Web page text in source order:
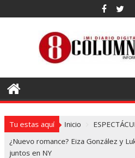
al
Tu estas aquí Inicio
¿Nuevo romance? Eiza González y
juntos en NY